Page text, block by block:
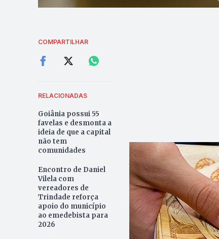
COMPARTILHAR
RELACIONADAS
Goiânia possui 55
favelas e desmonta a
ideia de que a capital
não tem
comunidades
Encontro de Daniel
Vilela com
vereadores de
Trindade reforça
apoio do município
ao emedebista para
2026